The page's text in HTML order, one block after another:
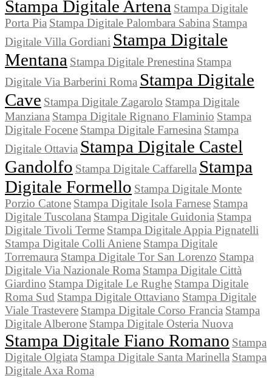
Stampa Digitale Artena Stampa Digitale
Porta Pia Stampa Digitale Palombara Sabina Stampa
Digitale Villa Gordiani Stampa Digitale
Mentana Stampa Digitale Prenestina Stampa
Digitale Via Barberini Roma Stampa Digitale
Cave Stampa Digitale Zagarolo Stampa Digitale
Manziana Stampa Digitale Rignano Flaminio Stampa
Digitale Focene Stampa Digitale Farnesina Stampa
Digitale Ottavia Stampa Digitale Castel
Gandolfo Stampa Digitale Caffarella Stampa
Digitale Formello Stampa Digitale Monte
Porzio Catone Stampa Digitale Isola Farnese Stampa
Digitale Tuscolana Stampa Digitale Guidonia Stampa
Digitale Tivoli Terme Stampa Digitale Appia Pignatelli
Stampa Digitale Colli Aniene Stampa Digitale
Torremaura Stampa Digitale Tor San Lorenzo Stampa
Digitale Via Nazionale Roma Stampa Digitale Città
Giardino Stampa Digitale Le Rughe Stampa Digitale
Roma Sud Stampa Digitale Ottaviano Stampa Digitale
Viale Trastevere Stampa Digitale Corso Francia Stampa
Digitale Alberone Stampa Digitale Osteria Nuova
Stampa Digitale Fiano Romano Stampa
Digitale Olgiata Stampa Digitale Santa Marinella Stampa
Digitale Axa Roma